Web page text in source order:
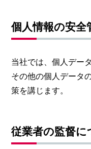
個人情報の安全
当社では、個人デー
その他の個人データ
策を講じます。
従業者の監督に